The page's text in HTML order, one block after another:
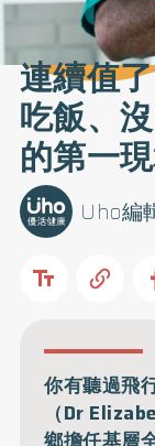
連續值
吃飯、
的第一
Uho編
你有聽過飛
（Dr